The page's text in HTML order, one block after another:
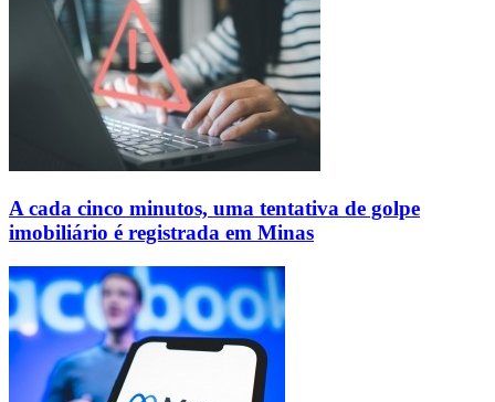
A cada cinco minutos, uma tentativa de golpe
imobiliário é registrada em Minas